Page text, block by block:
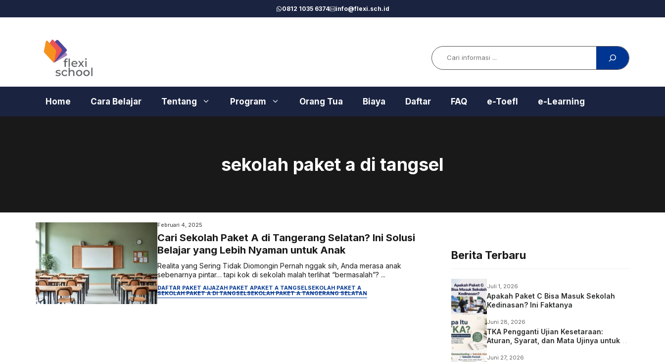
ke
0812 1035 6374 info@flexi.sch.id
Search
Home Cara Belajar Tentang Program Orang Tua Biaya Daftar FAQ e-Toefl e-Learning
sekolah paket a di tangsel
Februari 4, 2025
Cari Sekolah Paket A di Tangerang Selatan? Ini Solusi
Belajar yang Lebih Nyaman untuk Anak
Realita yang Sering Tidak Diomongin Pernah nggak sih, Anda merasa anak
sebenarnya pintar… tapi kok di sekolah malah terlihat “bermasalah”? ...
DAFTAR PAKET AIJAZAH PAKET APAKET A TANGSELSEKOLAH PAKET A
SEKOLAH PAKET A DI TANGSELSEKOLAH PAKET A TANGERANG SELATAN
Berita Terbaru
Juli 1, 2026
Apakah Paket C Bisa Masuk Sekolah
Kedinasan? Ini Faktanya
Juni 28, 2026
TKA Pengganti Ujian Kesetaraan:
Aturan, Syarat, dan Mata Ujinya untuk
Juni 27, 2026